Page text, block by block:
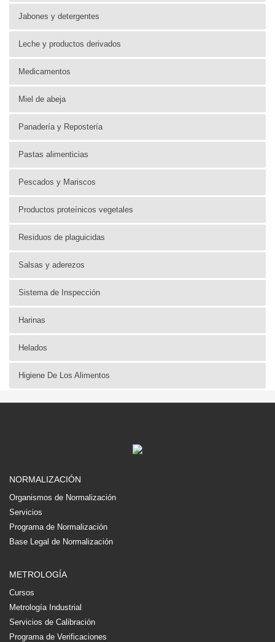
Jabones y detergentes
Leche y productos derivados
Medicamentos
Miel de abeja
Panadería y Repostería
Pastas alimenticias
Pescados y Mariscos
Productos proteínicos vegetales
Residuos de plaguicidas
Salsas y aderezos
Sistema de Inspección
Harinas
Helados
Higiene De Los Alimentos
NORMALIZACIÓN
Organismos de Normalización
Servicios
Programa de Normalización
Base Legal de Normalización
METROLOGÍA
Cursos
Metrología Industrial
Servicios de Calibración
Programa de Verificaciones